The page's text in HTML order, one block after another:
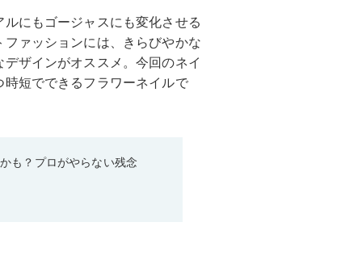
にもゴージャスにも変化させる
ァッションには、きらびやかな
ザインがオススメ。今回のネイ
短でできるフラワーネイルで
も？プロがやらない残念